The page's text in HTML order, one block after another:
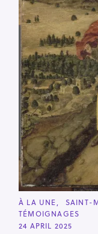
C
A
T
E
À LA UNE
SAINT-
TÉMOIGNAGES
24 APRIL 2025